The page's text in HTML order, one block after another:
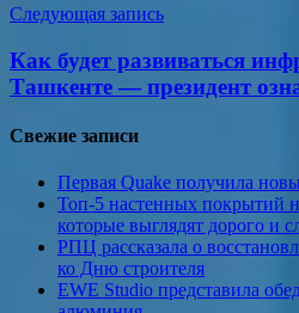
Следующая запись
Как будет развиваться
Ташкенте — президент
Свежие записи
Первая Quake получила
Топ-5 настенных покрытий
которые выглядят дорого и
РПЦ рассказала о
ко Дню строителя
EWE Studio представила